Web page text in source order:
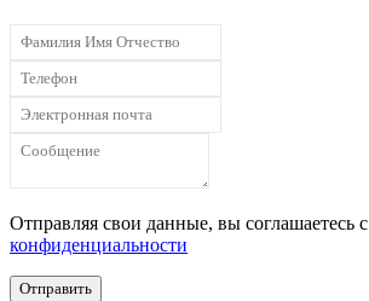
Отправляя свои данные, вы соглашаетесь с
конфиденциальности
Отправить